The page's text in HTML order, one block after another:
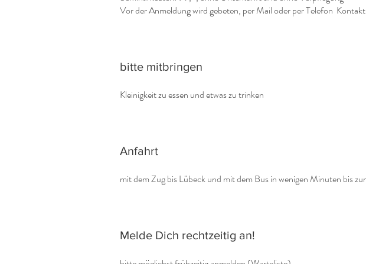
Vor der Anmeldung wird gebeten, per Mail oder per Telefon
bitte mitbringen
Kleinigkeit zu essen und etwas zu trinken
Anfahrt
mit dem Zug bis Lübeck und mit dem Bus in wenigen Minuten bis
Melde Dich rechtzeitig an!